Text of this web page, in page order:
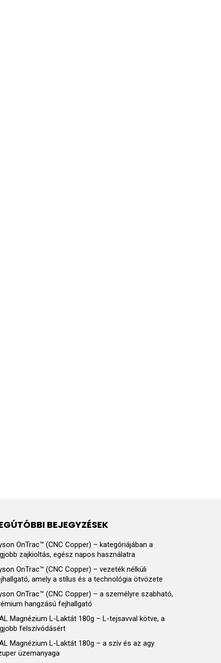
BEJEGYZÉSEK
OnTrac™ (CNC Copper) – kategóriájában a
zajkioltás, egész napos használatra
OnTrac™ (CNC Copper) – vezeték nélküli
amely a stílus és a technológia ötvözete
OnTrac™ (CNC Copper) – a személyre szabható,
hangzású fejhallgató
Magnézium L-Laktát 180g – L-tejsavval kötve, a
felszívódásért
Magnézium L-Laktát 180g – a szív és az agy
üzemanyaga